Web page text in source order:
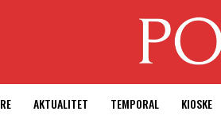
AKTUALITET TEMPORAL KIOSKE